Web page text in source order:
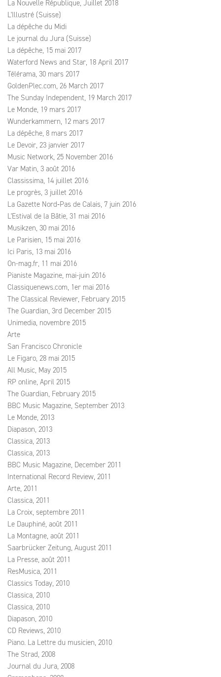
La Nouvelle République, Juillet 2018
L'Illustré (Suisse)
La dépêche du Midi
Le journal du Jura (Suisse)
La dépêche, 15 mai 2017
Waterford News and Star, 18 April 2017
Télérama, 30 mars 2017
GoldenPlec.com, 26 March 2017
The Sunday Independent, 19 March 2017
Le Monde, 19 mars 2017
Wunderkammern, 12 mars 2017
La dépêche, 8 mars 2017
Le Devoir, 23 janvier 2017
Music Network, 25 November 2016
Var Matin, 3 août 2016
Classissima, 14 juillet 2016
Le progrès, 3 juillet 2016
La Gazette Nord‑Pas de Calais, 7 juin 2016
L'Estival de la Bâtie, 31 mai 2016
Musikzen, 30 mai 2016
Le Parisien, 15 mai 2016
Ici Paris, 13 mai 2016
On-mag.fr, 11 mai 2016
Pianiste Magazine, mai-juin 2016
Classiquenews.com, 1er mai 2016
The Classical Reviewer, February 2015
The Guardian, 3rd December 2015
Unimedia, novembre 2015
Arte
San Francisco Chronicle
Le Figaro, 28 mai 2015
All Music, May 2015
RP online, April 2015
The Guardian, February 2015
BBC Music Magazine, September 2013
Le Monde, 2013
Diapason, 2013
Classica, 2013
Classica, 2013
BBC Music Magazine, December 2011
International Record Review, 2011
Arte, 2011
Classica, 2011
La Croix, septembre 2011
Le Dauphiné, août 2011
La Montagne, août 2011
Saarbrücker Zeitung, August 2011
La Presse, août 2011
ResMusica, 2011
Classics Today, 2010
Classica, 2010
Classica, 2010
Diapason, 2010
CD Reviews, 2010
Piano. La Lettre du musicien, 2010
The Strad, 2008
Journal du Jura, 2008